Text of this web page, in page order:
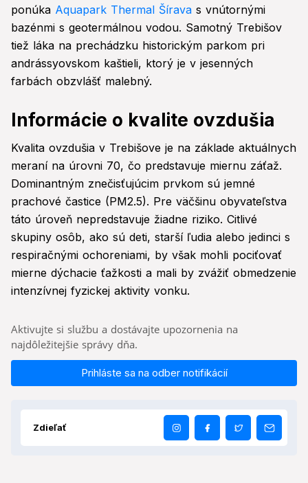
ponúka Aquapark Thermal Šírava s vnútornými
bazénmi s geotermálnou vodou. Samotný Trebišov
tiež láka na prechádzku historickým parkom pri
andrássyovskom kaštieli, ktorý je v jesenných
farbách obzvlášť malebný.
Informácie o kvalite ovzdušia
Kvalita ovzdušia v Trebišove je na základe aktuálnych
meraní na úrovni 70, čo predstavuje miernu záťaž.
Dominantným znečisťujúcim prvkom sú jemné
prachové častice (PM2.5). Pre väčšinu obyvateľstva
táto úroveň nepredstavuje žiadne riziko. Citlivé
skupiny osôb, ako sú deti, starší ľudia alebo jedinci s
respiračnými ochoreniami, by však mohli pociťovať
mierne dýchacie ťažkosti a mali by zvážiť obmedzenie
intenzívnej fyzickej aktivity vonku.
Aktivujte si službu a dostávajte upozornenia na
najdôležitejšie správy dňa.
Prihláste sa na odber notifikácií
Zdieľať